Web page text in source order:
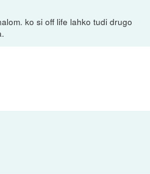
ko si off life lahko tudi drugo